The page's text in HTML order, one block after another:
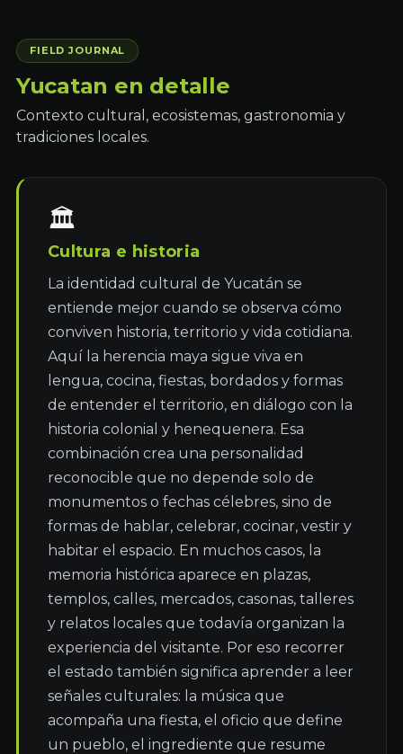
FIELD JOURNAL
Yucatan en detalle
Contexto cultural, ecosistemas, gastronomia y
tradiciones locales.
🏛
Cultura e historia
La identidad cultural de Yucatán se
entiende mejor cuando se observa cómo
conviven historia, territorio y vida cotidiana.
Aquí la herencia maya sigue viva en
lengua, cocina, fiestas, bordados y formas
de entender el territorio, en diálogo con la
historia colonial y henequenera. Esa
combinación crea una personalidad
reconocible que no depende solo de
monumentos o fechas célebres, sino de
formas de hablar, celebrar, cocinar, vestir y
habitar el espacio. En muchos casos, la
memoria histórica aparece en plazas,
templos, calles, mercados, casonas, talleres
y relatos locales que todavía organizan la
experiencia del visitante. Por eso recorrer
el estado también significa aprender a leer
señales culturales: la música que
acompaña una fiesta, el oficio que define
un pueblo, el ingrediente que resume